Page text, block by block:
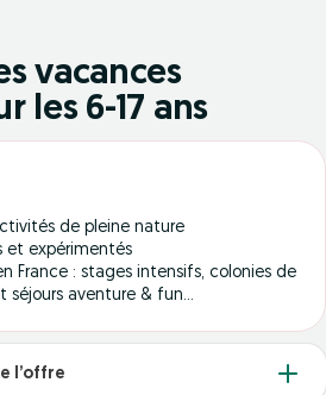
vacances
les 6-17 ans
de pleine nature
et expérimentés
France : stages intensifs, colonies de
séjours aventure & fun...
l’offre